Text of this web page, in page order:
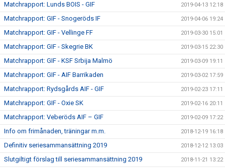
Matchrapport: Lunds BOIS - GIF 2019-04-13 12:18
Matchrapport: GIF - Snogeröds IF 2019-04-06 19:24
Matchrapport: GIF - Vellinge FF 2019-03-30 15:01
Matchrapport: GIF - Skegrie BK 2019-03-15 22:30
Matchrapport: GIF - KSF Srbija Malmö 2019-03-09 19:11
Matchrapport: GIF - AIF Barrikaden 2019-03-02 17:59
Matchrapport: Rydsgårds AIF - GIF 2019-02-23 17:11
Matchrapport: GIF - Oxie SK 2019-02-16 20:11
Matchrapport: Veberöds AIF – GIF 2019-02-09 17:22
Info om frimånaden, träningar m.m. 2018-12-19 16:18
Definitiv seriesammansättning 2019 2018-12-12 13:03
Slutgiltigt förslag till seriesammansättning 2019 2018-11-21 13:22